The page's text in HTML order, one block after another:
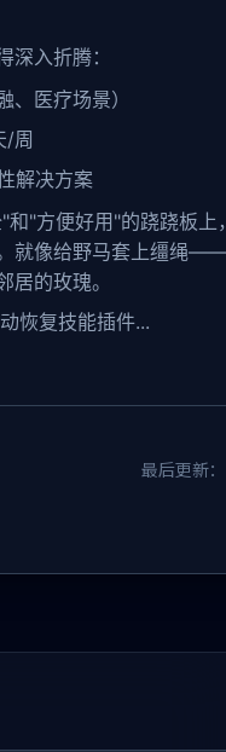
入折腾：
、医疗场景）
/周
解决方案
和"方便好用"的跷跷板
就像给野马套上缰绳
的玫瑰。
恢复技能插件...
最后更新